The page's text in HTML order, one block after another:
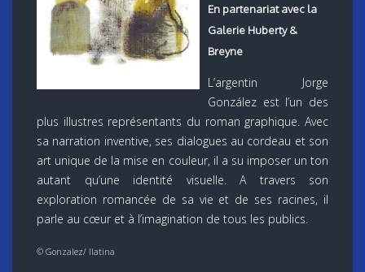
En partenariat avec la
Galerie Huberty &
Breyne
L’argentin Jorge
González est l’un des
plus illustres représentants du roman graphique. Avec
sa narration inventive, ses dialogues au cordeau et son
art unique de la mise en couleur, il a su imposer un ton
autant qu’une identité visuelle. A travers son
exploration romancée de sa vie et de ses racines, il
parle au cœur et à l’imagination de tous les publics.
© Gonzalez/ Ilatina